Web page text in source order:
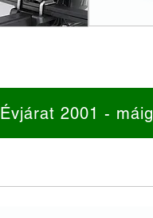
Évjárat 2001 - máig